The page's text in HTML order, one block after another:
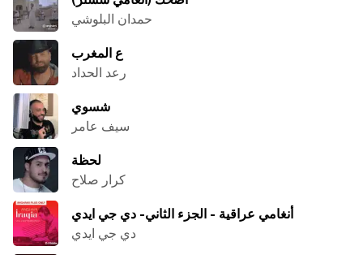
حمدان البلوشي
ع المغرب
رعد الحداد
شسوي
سيف عامر
لحظة
كرار صلاح
أنغامي عراقية - الجزء الثاني- دي جي ايدي
دي جي ايدي